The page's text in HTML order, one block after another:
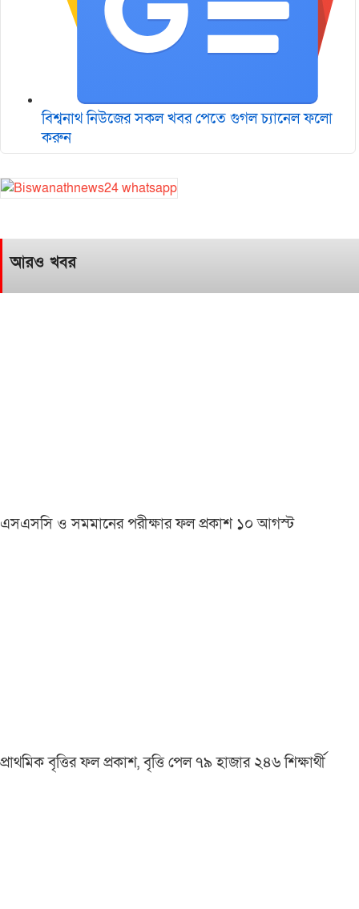
বিশ্বনাথ নিউজের সকল খবর পেতে গুগল চ‌্যানেল ফলো
করুন
আরও খবর
এসএসসি ও সমমানের পরীক্ষার ফল প্রকাশ ১০ আগস্ট
প্রাথমিক বৃত্তির ফল প্রকাশ, বৃত্তি পেল ৭৯ হাজার ২৪৬ শিক্ষার্থী